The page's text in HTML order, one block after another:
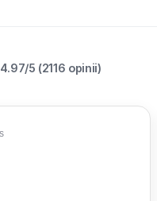
4.97/5 (2116 opinii)